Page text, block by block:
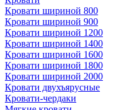
Кровати шириной 800
Кровати шириной 900
Кровати шириной 1200
Кровати шириной 1400
Кровати шириной 1600
Кровати шириной 1800
Кровати шириной 2000
Кровати двухъярусные
Кровати-чердаки